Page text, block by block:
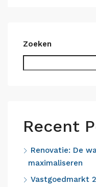
Zoeken
Recent
Renovatie: De
maximaliseren
Vastgoedmarkt